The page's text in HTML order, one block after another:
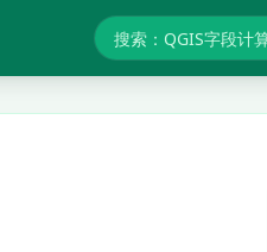
搜索GIS教程与报